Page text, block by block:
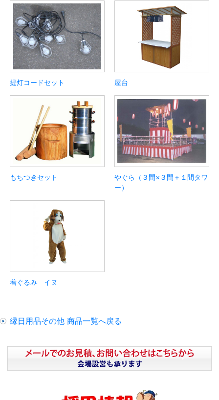
提灯コードセット 屋台
もちつきセット
やぐら（３間×３間＋１間タワ
ー）
着ぐるみ イヌ
縁日用品その他 商品一覧へ戻る